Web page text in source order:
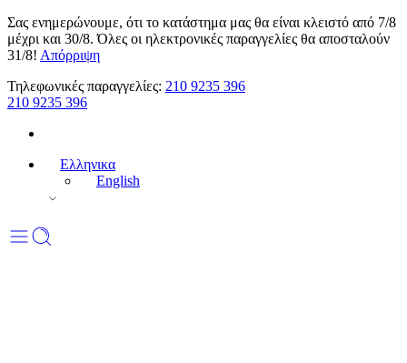
Σας ενημερώνουμε, ότι το κατάστημα μας θα είναι κλειστό από 7/8
μέχρι και 30/8. Όλες οι ηλεκτρονικές παραγγελίες θα αποσταλούν
31/8! Απόρριψη
Τηλεφωνικές παραγγελίες: 210 9235 396
210 9235 396
Ελληνικα
English